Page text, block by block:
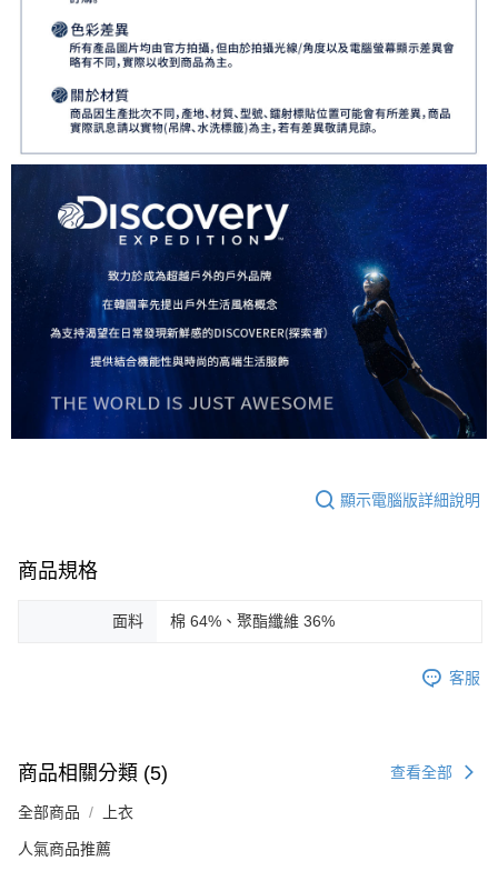
顯示電腦版詳細說明
商品規格
面料 棉 64%、聚酯纖維 36%
客服
商品相關分類 (5) 查看全部
全部商品 上衣
人氣商品推薦